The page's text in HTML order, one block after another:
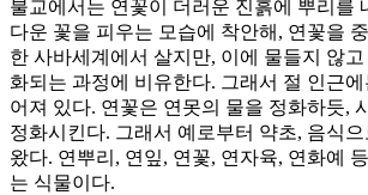
불교에서는 연꽃이 더러운 진흙에 뿌리를
다운 꽃을 피우는 모습에 착안해, 연꽃을
한 사바세계에서 살지만, 이에 물들지 않
화되는 과정에 비유한다. 그래서 절 인근
어져 있다. 연꽃은 연못의 물을 정화하듯,
정화시킨다. 그래서 예로부터 약초, 음식
왔다. 연뿌리, 연잎, 연꽃, 연자육, 연화예
는 식물이다.